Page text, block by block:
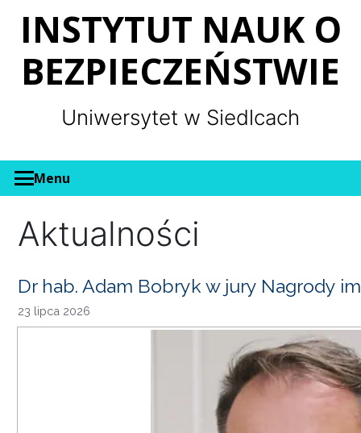
INSTYTUT NAUK O
BEZPIECZEŃSTWIE
Uniwersytet w Siedlcach
Menu
Aktualności
Dr hab. Adam Bobryk w jury Nagrody
23 lipca 2026